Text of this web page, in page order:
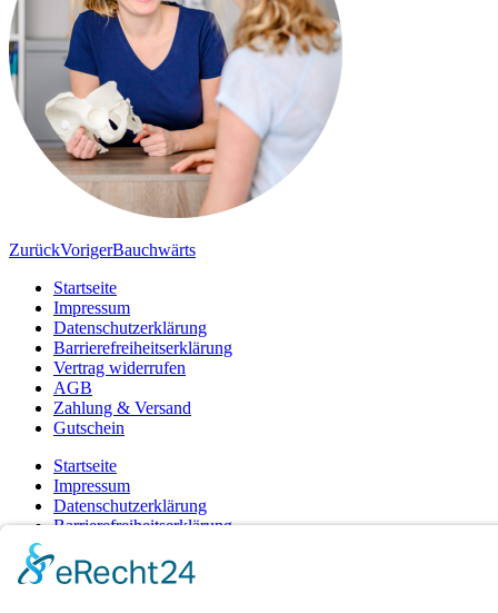
ZurückVorigerBauchwärts
Startseite
Impressum
Datenschutzerklärung
Barrierefreiheitserklärung
Vertrag widerrufen
AGB
Zahlung & Versand
Gutschein
Startseite
Impressum
Datenschutzerklärung
Barrierefreiheitserklärung
AGB
Zahlung & Versand